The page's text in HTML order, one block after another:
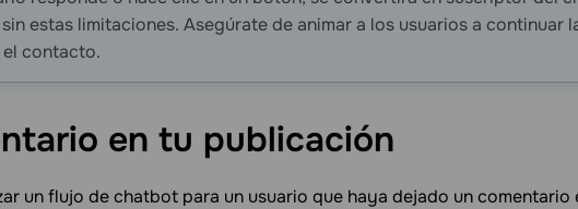
sin estas limitaciones. Asegúrate de animar a los usuarios a continuar
el contacto.
en tu publicación
un flujo de chatbot para un usuario que haya dejado un